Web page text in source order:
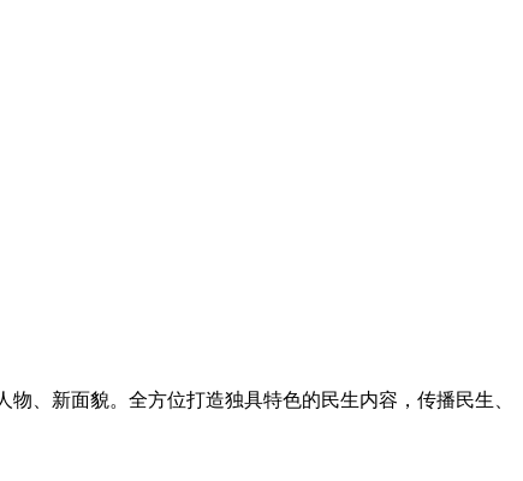
、新面貌。全方位打造独具特色的民生内容，传播民生、